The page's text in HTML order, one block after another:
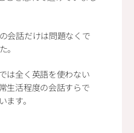
会話だけは問題なくで
。
は全く英語を使わない
生活程度の会話すらで
ます。